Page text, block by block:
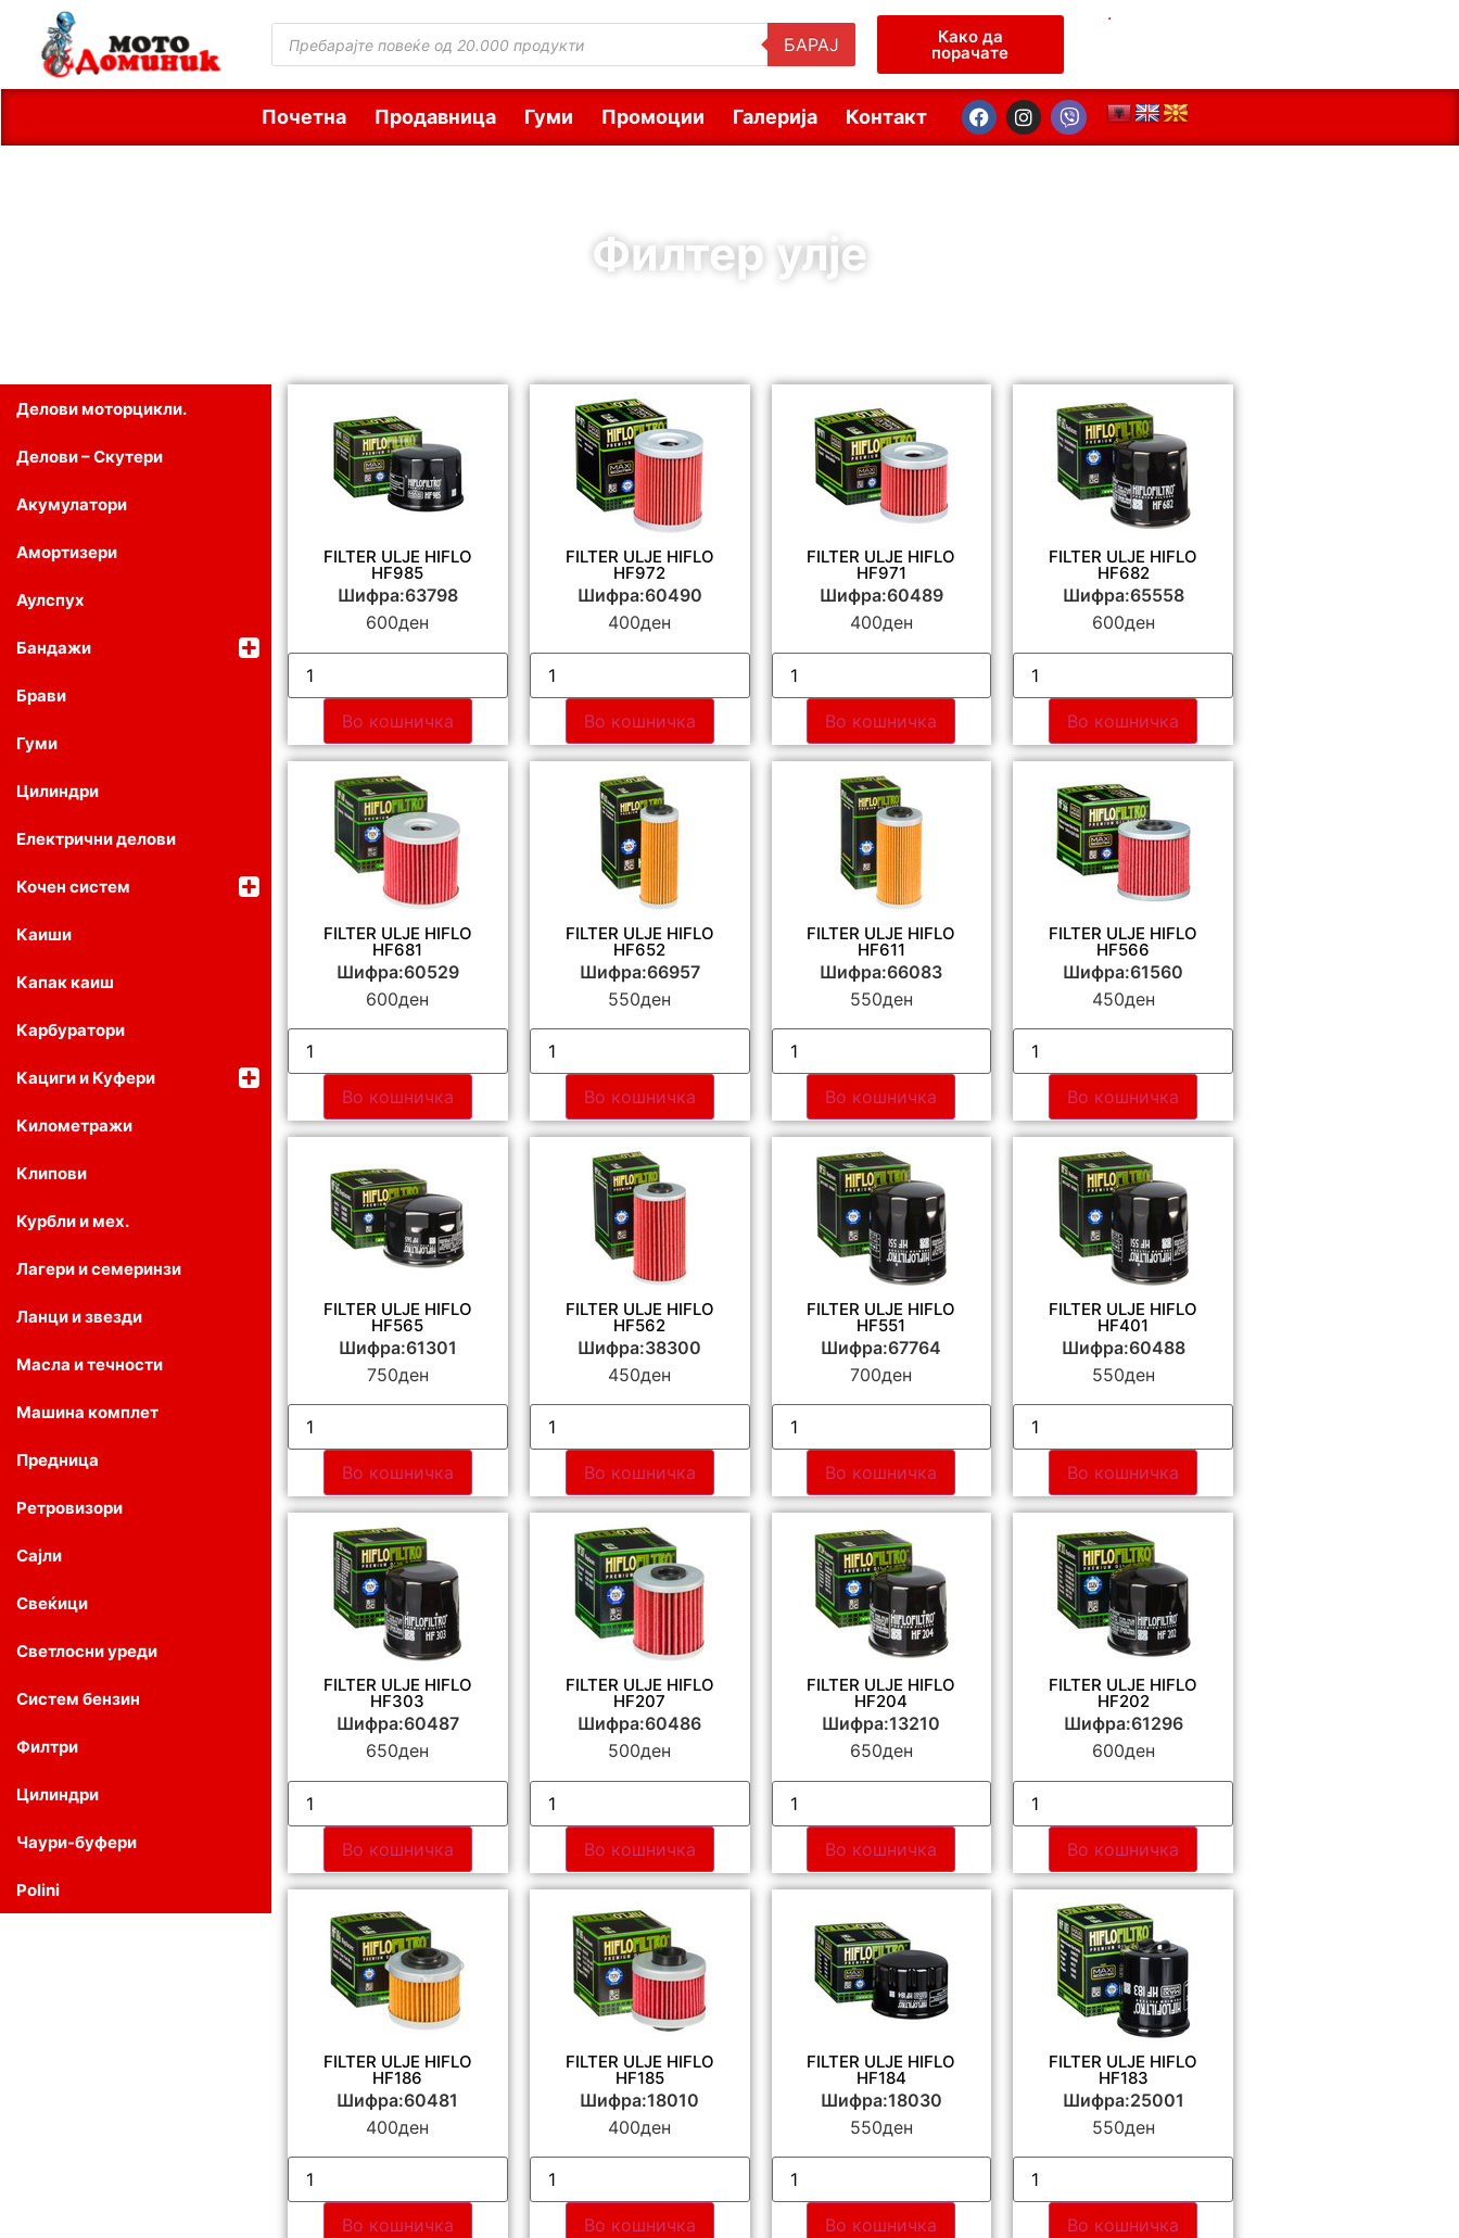
БАРАЈ Како да
порачате
.
Почетна Продавница Гуми Промоции Галерија Контакт
Филтер улје
Делови моторцикли.
Делови – Скутери
Акумулатори
Амортизери
Аулспух
Бандажи
Брави
Гуми
Цилиндри
Електрични делови
Кочен систем
Каиши
Капак каиш
Карбуратори
Кациги и Куфери
Километражи
Клипови
Курбли и мех.
Лагери и семеринзи
Ланци и звезди
Масла и течности
Машина комплет
Предница
Ретровизори
Сајли
Свеќици
Светлосни уреди
Систем бензин
Филтри
Цилиндри
Чаури-буфери
Polini
FILTER ULJE HIFLO
HF985
Шифра:63798
600ден
Во кошничка
FILTER ULJE HIFLO
HF972
Шифра:60490
400ден
Во кошничка
FILTER ULJE HIFLO
HF971
Шифра:60489
400ден
Во кошничка
FILTER ULJE HIFLO
HF682
Шифра:65558
600ден
Во кошничка
FILTER ULJE HIFLO
HF681
Шифра:60529
600ден
Во кошничка
FILTER ULJE HIFLO
HF652
Шифра:66957
550ден
Во кошничка
FILTER ULJE HIFLO
HF611
Шифра:66083
550ден
Во кошничка
FILTER ULJE HIFLO
HF566
Шифра:61560
450ден
Во кошничка
FILTER ULJE HIFLO
HF565
Шифра:61301
750ден
Во кошничка
FILTER ULJE HIFLO
HF562
Шифра:38300
450ден
Во кошничка
FILTER ULJE HIFLO
HF551
Шифра:67764
700ден
Во кошничка
FILTER ULJE HIFLO
HF401
Шифра:60488
550ден
Во кошничка
FILTER ULJE HIFLO
HF303
Шифра:60487
650ден
Во кошничка
FILTER ULJE HIFLO
HF207
Шифра:60486
500ден
Во кошничка
FILTER ULJE HIFLO
HF204
Шифра:13210
650ден
Во кошничка
FILTER ULJE HIFLO
HF202
Шифра:61296
600ден
Во кошничка
FILTER ULJE HIFLO
HF186
Шифра:60481
400ден
Во кошничка
FILTER ULJE HIFLO
HF185
Шифра:18010
400ден
Во кошничка
FILTER ULJE HIFLO
HF184
Шифра:18030
550ден
Во кошничка
FILTER ULJE HIFLO
HF183
Шифра:25001
550ден
Во кошничка